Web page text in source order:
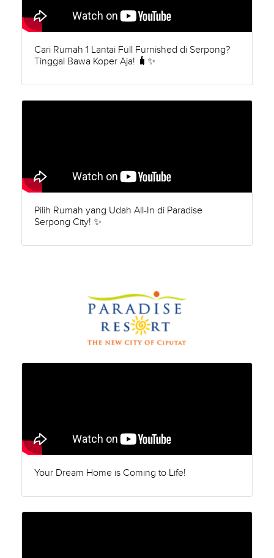
Cari Rumah 1 Lantai Full Furnished di Serpong?
Tinggal Bawa Koper Aja! 🧳✨
Pilih Rumah yang Udah All-In di Paradise
Serpong City! ✨
Your Dream Home is Coming to Life!